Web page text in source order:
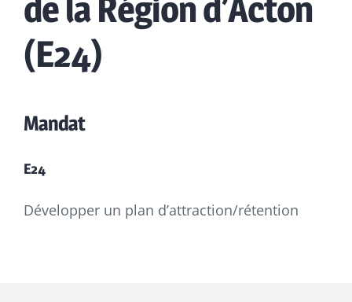
de la Région d’Acton
(E24)
Mandat
E24
Développer un plan d’attraction/rétention